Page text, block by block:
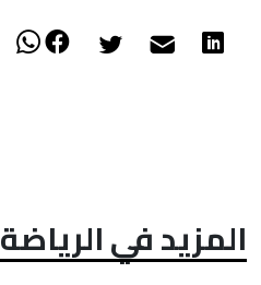
المزيد في الرياضة